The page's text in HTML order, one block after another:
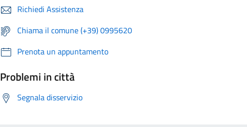
Richiedi Assistenza
Chiama il comune (+39) 0995620
Prenota un appuntamento
Problemi in città
Segnala disservizio